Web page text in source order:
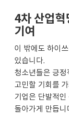
4차 산업혁
기여
이 밖에도 하이
있습니다.
청소년들은 긍정
고민할 기회를
기업은 단발적인
돌아가게 만듭니